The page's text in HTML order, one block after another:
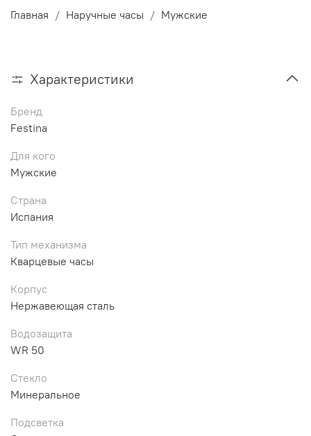
Главная Наручные часы Мужские
Характеристики
Бренд
Festina
Для кого
Мужские
Страна
Испания
Тип механизма
Кварцевые часы
Корпус
Нержавеющая сталь
Водозащита
WR 50
Стекло
Минеральное
Подсветка